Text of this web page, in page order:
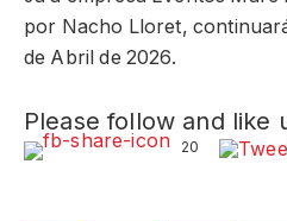
por Nacho Lloret,
de Abril de 2026.
Please follow and like
20